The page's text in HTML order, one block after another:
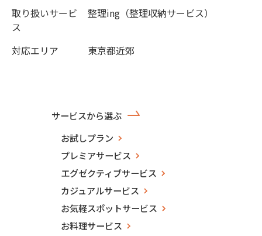
取り扱いサービ
ス
整理ing（整理収納サービス）
対応エリア 東京都近郊
サービスから選ぶ
お試しプラン
プレミアサービス
エグゼクティブサービス
カジュアルサービス
お気軽スポットサービス
お料理サービス